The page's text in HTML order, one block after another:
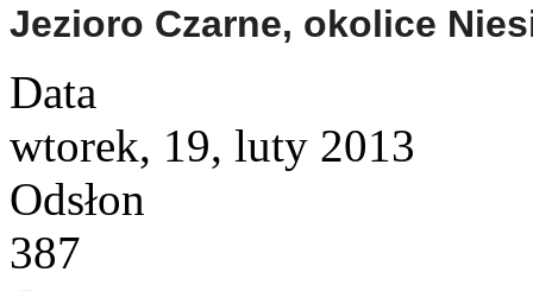
Jezioro Czarne, okolice
Data
wtorek, 19, luty 2013
Odsłon
387